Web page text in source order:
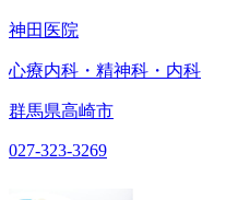
神田医院
心療内科・精神科・内科
群馬県高崎市
027-323-3269